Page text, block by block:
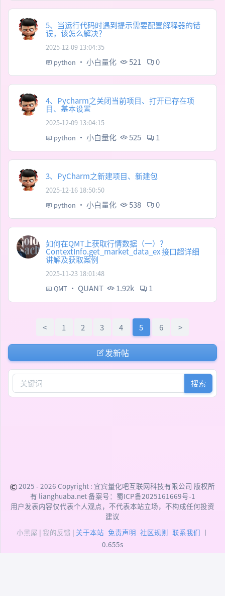
5、当运行代码时遇到提示需要配置解释器的错
误，该怎么解决？
2025-12-09 13:04:35
python · 小白量化 521 0
4、Pycharm之关闭当前项目、打开已存在项
目、基本设置
2025-12-09 13:04:15
python · 小白量化 525 1
3、PyCharm之新建项目、新建包
2025-12-16 18:50:50
python · 小白量化 538 0
如何在QMT上获取行情数据（一）？
ContextInfo.get_market_data_ex 接口超详细
讲解及获取案例
2025-11-23 18:01:48
QMT · QUANT 1.92k 1
< 1 2 3 4 5 6 >
发新帖
搜索
2025 - 2026 Copyright : 宜宾量化吧互联网科技有限公司 版权所
有 lianghuaba.net 备案号： 蜀ICP备2025161669号-1
用户发表内容仅代表个人观点，不代表本站立场，不构成任何投资
建议
小黑屋 | 我的反馈 | 关于本站 免责声明 社区规则 联系我们 丨
0.655s